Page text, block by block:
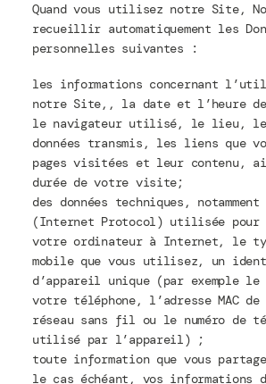
Quand vous utilisez notre Site,
recueillir automatiquement les
personnelles suivantes :
les informations concernant
notre Site,, la date et l’heure
le navigateur utilisé, le lieu, le
données transmis, les liens que
pages visitées et leur contenu,
durée de votre visite;
des données techniques,
(Internet Protocol) utilisée pour
votre ordinateur à Internet, le
mobile que vous utilisez, un
d’appareil unique (par exemple le
votre téléphone, l’adresse MAC
réseau sans fil ou le numéro de
utilisé par l’appareil) ;
toute information que vous
le cas échéant, vos informations